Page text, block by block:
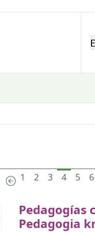
1 2 3 4 5 6
Pedagogías
Pedagogia